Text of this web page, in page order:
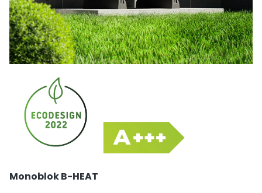
Monoblok B-HEAT